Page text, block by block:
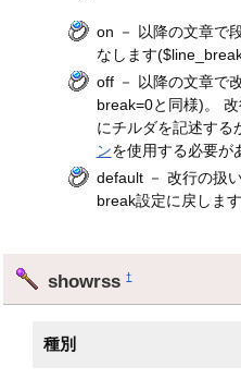
on － 以降の文章で
なします
off － 以降の文章で
break=0と同様)。
にチルダを記述する
ンを使用する必要が
default － 改行の扱
break設定に戻します
showrss†
種別